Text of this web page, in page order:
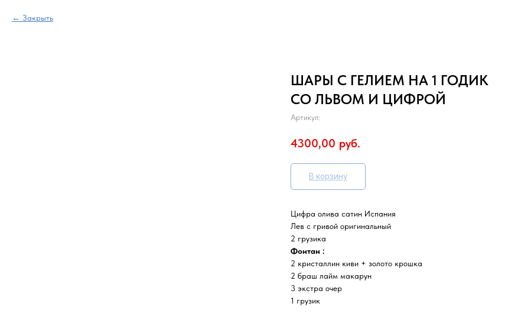
Закрыть
ШАРЫ С ГЕЛИЕМ НА 1 ГОДИК
СО ЛЬВОМ И ЦИФРОЙ
Артикул:
4300,00 руб.
В корзину
Цифра олива сатин Испания
Лев с гривой оригинальный
2 грузика
Фонтан :
2 кристаллин киви + золото крошка
2 браш лайм макарун
3 экстра очер
1 грузик